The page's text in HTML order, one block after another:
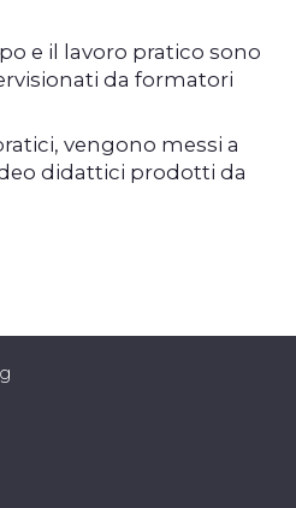
e il lavoro pratico sono
da formatori
vengono messi a
didattici prodotti da